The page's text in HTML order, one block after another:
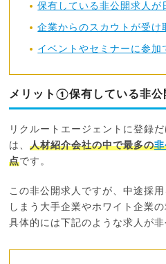
保有している非公開求人が
企業からのスカウトが受け
イベントやセミナーに参加
メリット①保有している非公
リクルートエージェントに登録
は、人材紹介会社の中で最多の
点です。
この非公開求人ですが、中途採
しまう大手企業やホワイト企業
具体的には下記のような求人が